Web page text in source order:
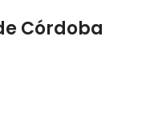
Córdoba